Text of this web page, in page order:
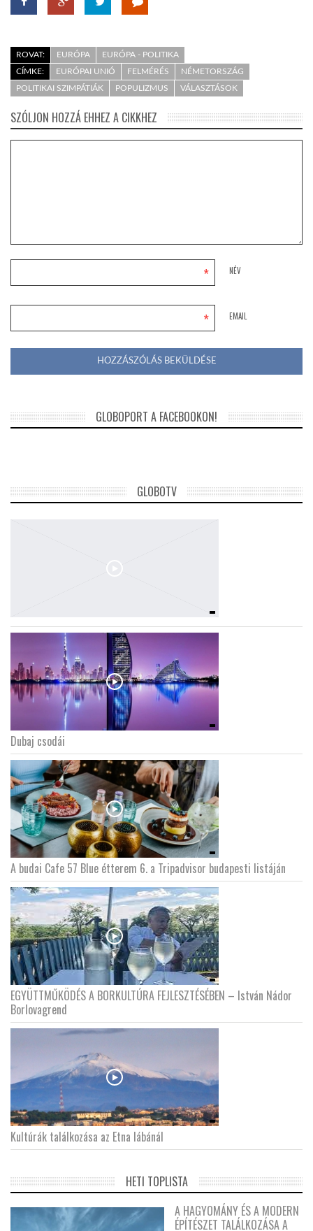
ROVAT: EURÓPA
EURÓPA - POLITIKA
CÍMKE:
EURÓPAI UNIÓ FELMÉRÉS
NÉMETORSZÁG
POLITIKAI SZIMPÁTIÁK
POPULIZMUS VÁLASZTÁSOK
SZÓLJON HOZZÁ EHHEZ A CIKKHEZ
NÉV
*
EMAIL
*
GLOBOPORT A FACEBOOKON!
GLOBOTV
Dubaj csodái
A budai Cafe 57 Blue étterem 6. a Tripadvisor budapesti listáján
EGYÜTTMŰKÖDÉS A BORKULTÚRA FEJLESZTÉSÉBEN – István Nádor
Borlovagrend
Kultúrák találkozása az Etna lábánál
HETI TOPLISTA
A HAGYOMÁNY ÉS A MODERN
ÉPÍTÉSZET TALÁLKOZÁSA A